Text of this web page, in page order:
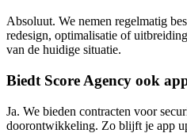
Absoluut. We nemen regelmatig
redesign, optimalisatie of
van de huidige situatie.
Biedt Score Agency ook
Ja. We bieden contracten voor
doorontwikkeling. Zo blijft je app